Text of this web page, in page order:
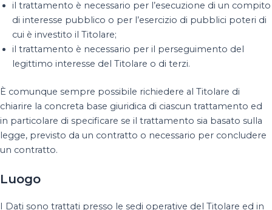
il trattamento è necessario per l’esecuzione di un compito
di interesse pubblico o per l’esercizio di pubblici poteri di
cui è investito il Titolare;
il trattamento è necessario per il perseguimento del
legittimo interesse del Titolare o di terzi.
È comunque sempre possibile richiedere al Titolare di
chiarire la concreta base giuridica di ciascun trattamento ed
in particolare di specificare se il trattamento sia basato sulla
legge, previsto da un contratto o necessario per concludere
un contratto.
Luogo
I Dati sono trattati presso le sedi operative del Titolare ed in